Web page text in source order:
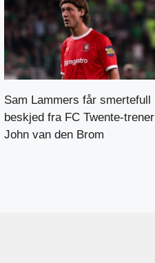
Sam Lammers får smertefull
beskjed fra FC Twente-trener
John van den Brom